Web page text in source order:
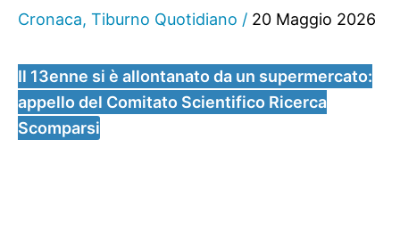
Cronaca, Tiburno Quotidiano / 20 Maggio 2026
Il 13enne si è allontanato da un supermercato:
appello del Comitato Scientifico Ricerca
Scomparsi